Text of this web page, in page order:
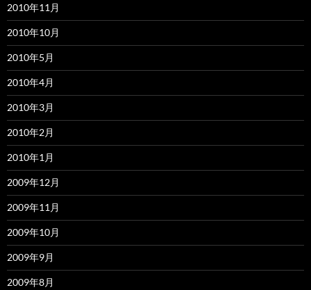
2010年11月
2010年10月
2010年5月
2010年4月
2010年3月
2010年2月
2010年1月
2009年12月
2009年11月
2009年10月
2009年9月
2009年8月